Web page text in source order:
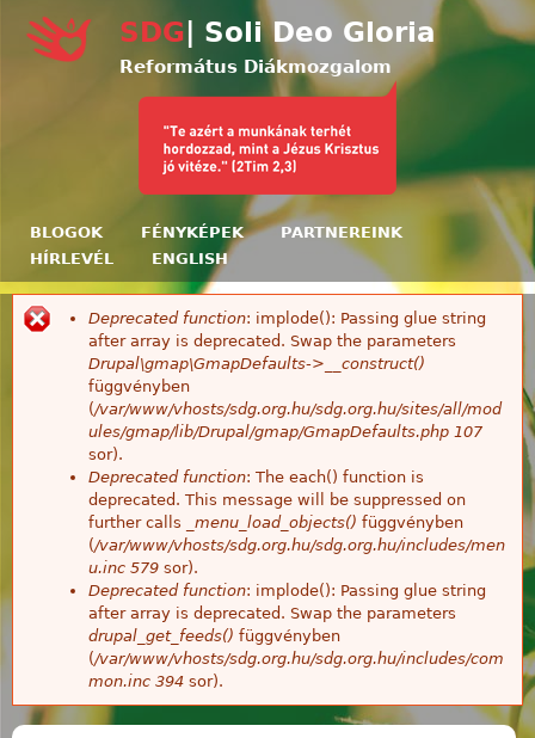
Ugrás a tartalomra
SDG | Soli Deo Gloria
Református Diákmozgalom
BLOGOK FÉNYKÉPEK
PARTNEREINK
HÍRLEVÉL
ENGLISH
Hibaüzenet
Deprecated function: implode(): Passing glue string
after array is deprecated. Swap the parameters
Drupal\gmap\GmapDefaults->__construct()
függvényben
(/var/www/vhosts/sdg.org.hu/sdg.org.hu/sites/all/mod
ules/gmap/lib/Drupal/gmap/GmapDefaults.php 107
sor).
Deprecated function: The each() function is
deprecated. This message will be suppressed on
further calls
_menu_load_objects() függvényben
(/var/www/vhosts/sdg.org.hu/sdg.org.hu/includes/men
u.inc 579 sor).
Deprecated function: implode(): Passing glue string
after array is deprecated. Swap the parameters
drupal_get_feeds() függvényben
(/var/www/vhosts/sdg.org.hu/sdg.org.hu/includes/com
mon.inc 394 sor).